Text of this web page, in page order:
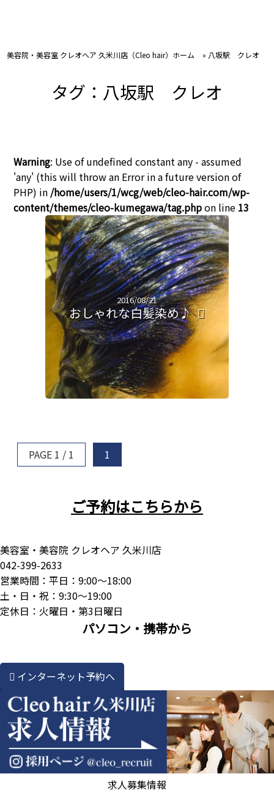
美容院・美容室 クレオヘア 久米川店（Cleo hair）ホーム » 八坂駅 クレオ
タグ：八坂駅 クレオ
Warning: Use of undefined constant any - assumed
'any' (this will throw an Error in a future version of
PHP) in /home/users/1/wcg/web/cleo-hair.com/wp-
content/themes/cleo-kumegawa/tag.phpon line 13
2016/08/21
おしゃれな白髪染め♪
PAGE 1 / 1 1
ご予約はこちらから
美容室・美容院 クレオヘア 久米川店
042-399-2633
営業時間：平日：9:00～18:00
土・日・祝：9:30～19:00
定休日：火曜日・第3日曜日
パソコン・携帯から
インターネット予約へ
求人募集情報